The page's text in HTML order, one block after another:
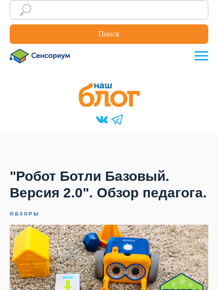
Поиск
"Робот Ботли Базовый.
Версия 2.0". Обзор педагога.
ОБЗОРЫ